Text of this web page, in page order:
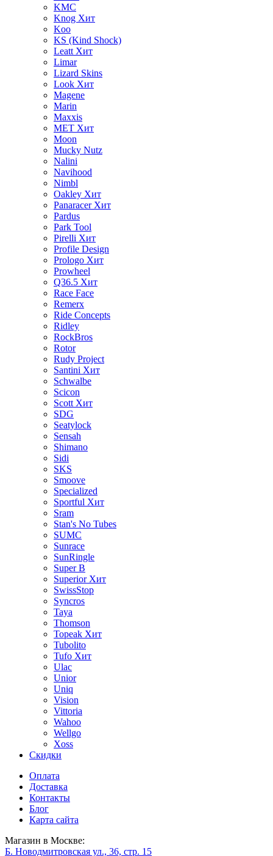
KMC
Knog Хит
Koo
KS (Kind Shock)
Leatt Хит
Limar
Lizard Skins
Look Хит
Magene
Marin
Maxxis
MET Хит
Moon
Mucky Nutz
Nalini
Navihood
Nimbl
Oakley Хит
Panaracer Хит
Pardus
Park Tool
Pirelli Хит
Profile Design
Prologo Хит
Prowheel
Q36.5 Хит
Race Face
Remerx
Ride Concepts
Ridley
RockBros
Rotor
Rudy Project
Santini Хит
Schwalbe
Scicon
Scott Хит
SDG
Seatylock
Sensah
Shimano
Sidi
SKS
Smoove
Specialized
Sportful Хит
Sram
Stan's No Tubes
SUMC
Sunrace
SunRingle
Super B
Superior Хит
SwissStop
Syncros
Taya
Thomson
Topeak Хит
Tubolito
Tufo Хит
Ulac
Unior
Uniq
Vision
Vittoria
Wahoo
Wellgo
Xoss
Скидки
Оплата
Доставка
Контакты
Блог
Карта сайта
Магазин в Москве:
Б. Новодмитровская ул., 36, стр. 15